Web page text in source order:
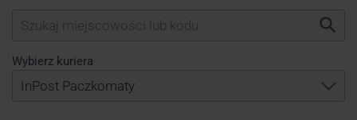
Wybierz kuriera